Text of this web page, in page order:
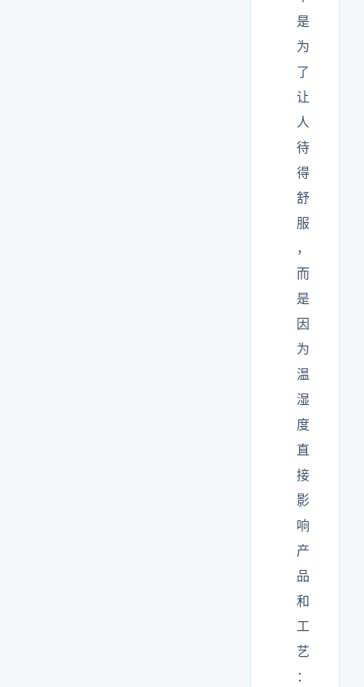
是
为
了
让
人
待
得
舒
服
，
而
是
因
为
温
湿
度
直
接
影
响
产
品
和
工
艺
：